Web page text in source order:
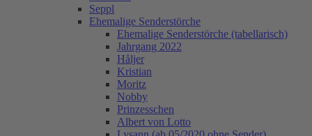
Seppl
Ehemalige Senderstörche
Ehemalige Senderstörche (tabellarisch)
Jahrgang 2022
Håljer
Kristian
Moritz
Nobby
Prinzesschen
Albert von Lotto